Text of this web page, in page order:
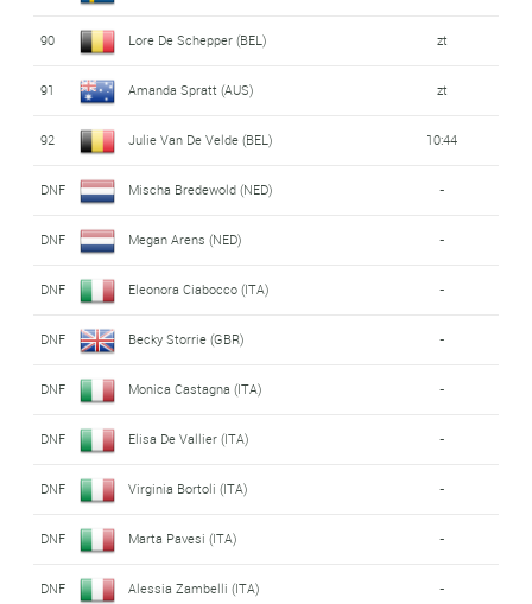
90 Lore De Schepper (BEL) zt
91 Amanda Spratt (AUS) zt
92 Julie Van De Velde (BEL) 10:44
DNF Mischa Bredewold (NED) -
DNF Megan Arens (NED) -
DNF Eleonora Ciabocco (ITA) -
DNF Becky Storrie (GBR) -
DNF Monica Castagna (ITA) -
DNF Elisa De Vallier (ITA) -
DNF Virginia Bortoli (ITA) -
DNF Marta Pavesi (ITA) -
DNF Alessia Zambelli (ITA) -